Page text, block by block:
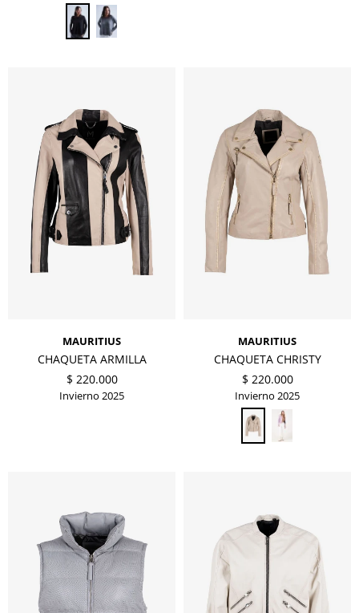
MAURITIUS
CHAQUETA ARMILLA
$ 220.000
Invierno 2025
MAURITIUS
CHAQUETA CHRISTY
$ 220.000
Invierno 2025